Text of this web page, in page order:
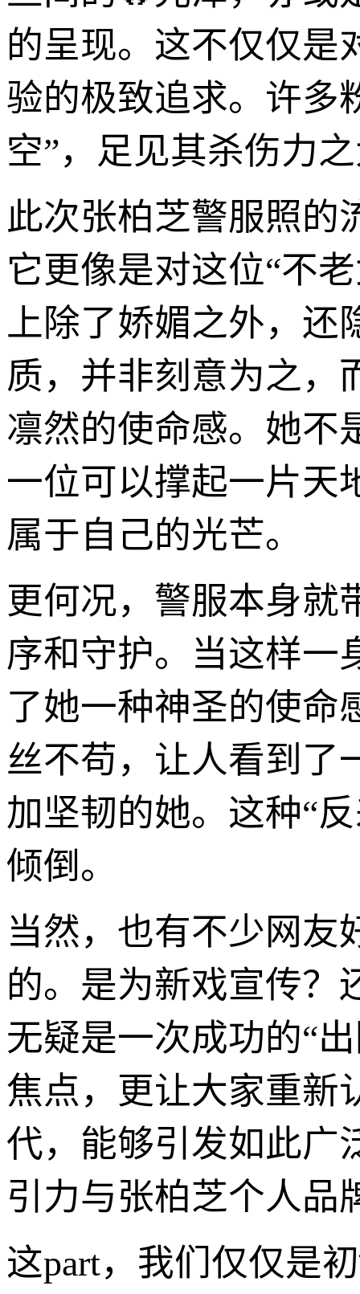
的呈现。这不仅仅是
验的极致追求。许多
空”，足见其杀伤力
此次张柏芝警服照的
它更像是对这位“不
上除了娇媚之外，还
质，并非刻意为之，
凛然的使命感。她不
一位可以撑起一片天
属于自己的光芒。
更何况，警服本身就
序和守护。当这样一
了她一种神圣的使命
丝不苟，让人看到了
加坚韧的她。这种“
倾倒。
当然，也有不少网友
的。是为新戏宣传？
无疑是一次成功的“
焦点，更让大家重新
代，能够引发如此广
引力与张柏芝个人品
这part，我们仅仅是